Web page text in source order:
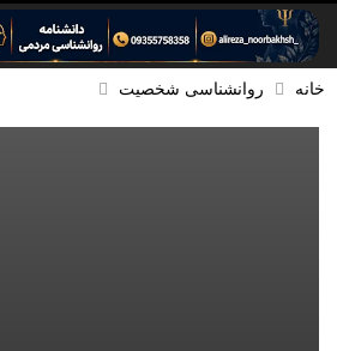
خانه روانشناسی شخصیت